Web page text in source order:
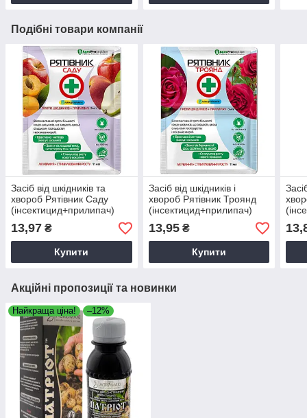
Подібні товари компанії
Засіб від шкідників та
хвороб Рятівник Саду
(інсектицид+прилипач)
13,97 ₴
Купити
Засіб від шкідників і
хвороб Рятівник Троянд
(інсектицид+прилипач)
13,95₴
Купити
Акційні пропозиції та новинки
Найкраща ціна! –12%